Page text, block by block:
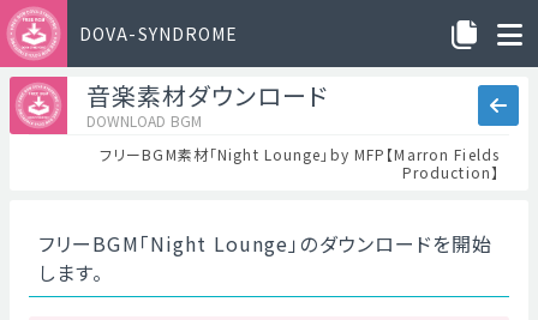
DOVA-SYNDROME
音楽素材ダウンロード
DOWNLOAD BGM
フリーBGM素材「Night Lounge」by MFP【Marron Fields
Production】
フリーBGM「Night Lounge」のダウンロードを開始
します。